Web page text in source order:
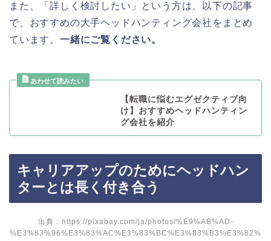
また、「詳しく検討したい」という方は、以下の記事
で、おすすめの大手ヘッドハンティング会社をまとめ
ています。 一緒にご覧ください。
【転職に悩むエグゼクティブ向
け】おすすめヘッドハンティン
グ会社を紹介
キャリアアップのためにヘッドハン
ターとは長く付き合う
出典：https://pixabay.com/ja/photos/%E9%AB%AD-
%E3%83%96%E3%83%AC%E3%83%BC%E3%83%B3%E3%82%